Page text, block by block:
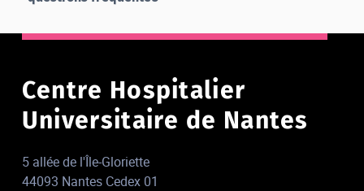
Centre Hospitalier
Universitaire de Nantes
5 allée de l'Île-Gloriette
44093 Nantes Cedex 01